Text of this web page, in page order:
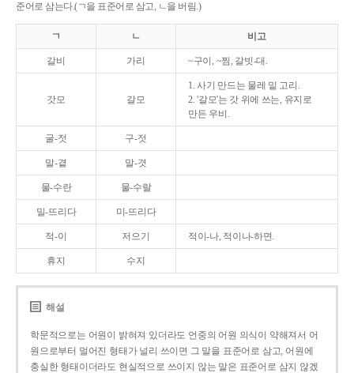
준어로 삼는다.(ㄱ을 표준어로 삼고, ㄴ을 버림.)
ㄱ ㄴ 비고
갈비 가리 ~구이, ~찜, 갈빗-대.
갓모 갈모
1. 사기 만드는 물레 밑 고리.
2. '갈모'는 갓 위에 쓰는, 유지로
만든 우비.
굴-젓 구-젓
말-곁 말-겻
물-수란 물-수랄
밀-뜨리다 미-뜨리다
적-이 저으기 적이-나, 적이나-하면.
휴지 수지
해설
학문적으로는 어원이 밝혀져 있더라도 언중의 어원 의식이 약해져서 어
원으로부터 멀어진 형태가 널리 쓰이면 그 말을 표준어로 삼고, 어원에
충실한 형태이더라도 현실적으로 쓰이지 않는 말은 표준어로 삼지 않겠